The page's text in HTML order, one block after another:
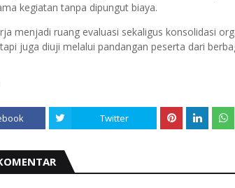
kegiatan tanpa dipungut biaya.
menjadi ruang evaluasi sekaligus konsolidasi
juga diuji melalui pandangan peserta dari
Twitter